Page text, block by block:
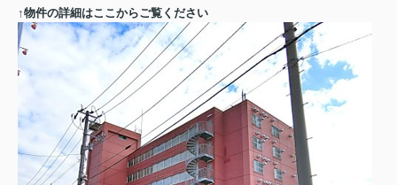
↑物件の詳細はここからご覧ください